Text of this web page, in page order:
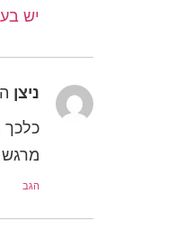
יש
ניצן
מרגש
הגב